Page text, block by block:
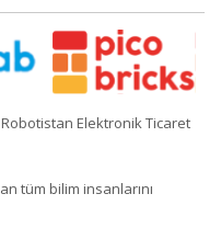
Elektronik Ticaret
tüm bilim insanlarını